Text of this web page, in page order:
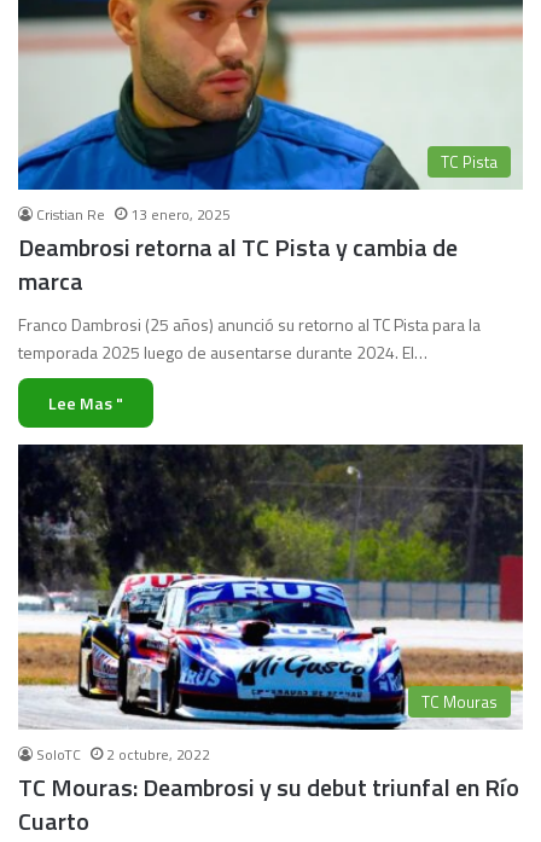
TC Pista
Cristian Re 13 enero, 2025
Deambrosi retorna al TC Pista y cambia de
marca
Franco Dambrosi (25 años) anunció su retorno al TC Pista para la
temporada 2025 luego de ausentarse durante 2024. El…
Lee Mas "
TC Mouras
SoloTC 2 octubre, 2022
TC Mouras: Deambrosi y su debut triunfal en Río
Cuarto